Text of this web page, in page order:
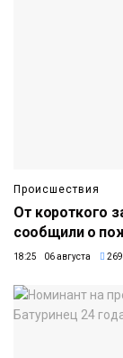
Происшествия
От короткого
сообщили о
18:25 06 августа 269